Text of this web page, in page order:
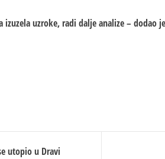
uzroke, radi dalje analize – dodao
utopio u Dravi